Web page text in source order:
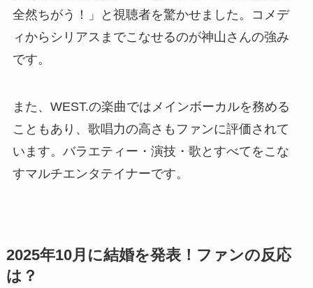
全然ちがう！」と視聴者を驚かせました。コメデ
ィからシリアスまでこなせるのが神山さんの強み
です。
また、WEST.の楽曲ではメインボーカルを務める
こともあり、歌唱力の高さもファンに評価されて
います。バラエティー・演技・歌とすべてをこな
すマルチエンタテイナーです。
2025年10月に結婚を発表！ファンの反応
は？